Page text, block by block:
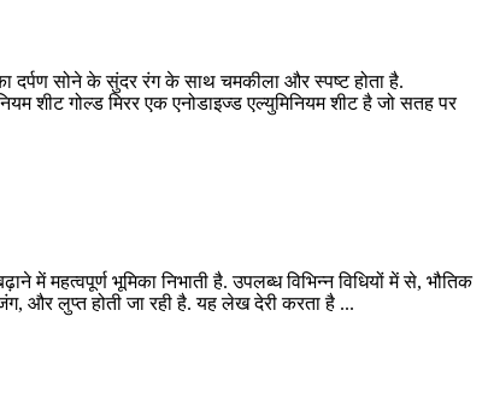
दर्पण सोने के सुंदर रंग के साथ चमकीला और स्पष्ट होता है.
शीट गोल्ड मिरर एक एनोडाइज्ड एल्युमिनियम शीट है जो सतह पर
में महत्वपूर्ण भूमिका निभाती है. उपलब्ध विभिन्न विधियों में से, भौतिक
और लुप्त होती जा रही है. यह लेख देरी करता है ...